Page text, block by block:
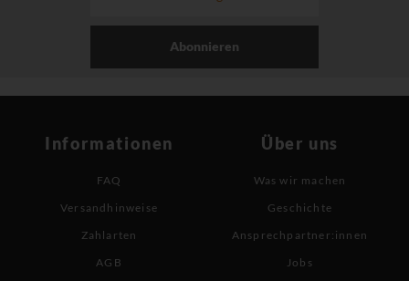
Abonnieren
Informationen
FAQ
Versandhinweise
Zahlarten
AGB
Über uns
Was wir machen
Geschichte
Ansprechpartner:innen
Jobs